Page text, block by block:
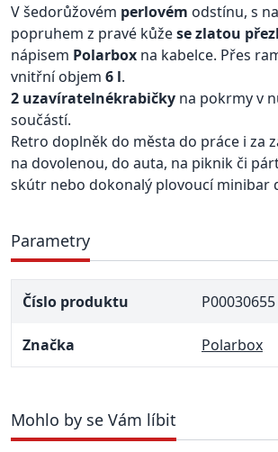
V šedorůžovém perlovém odstínu, s
popruhem z pravé kůžese zlatou
nápisem Polarbox na kabelce. Přes
vnitřní objem 6 l.
2 uzavíratelnékrabičky na pokrmy v
součástí.
Retro doplněk do města do práce i za
na dovolenou, do auta, na piknik či
skútr nebo dokonalý plovoucí minibar
Parametry
Číslo produktu P00030655
Značka Polarbox
Mohlo by se Vám líbit